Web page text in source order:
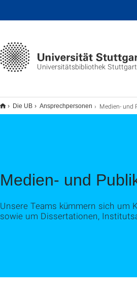
Universitätsbibliothek Stuttgart
Die UB Ansprechpersonen Medien- und
Medien- und
Unsere Teams kümmern sich um
sowie um Dissertationen,